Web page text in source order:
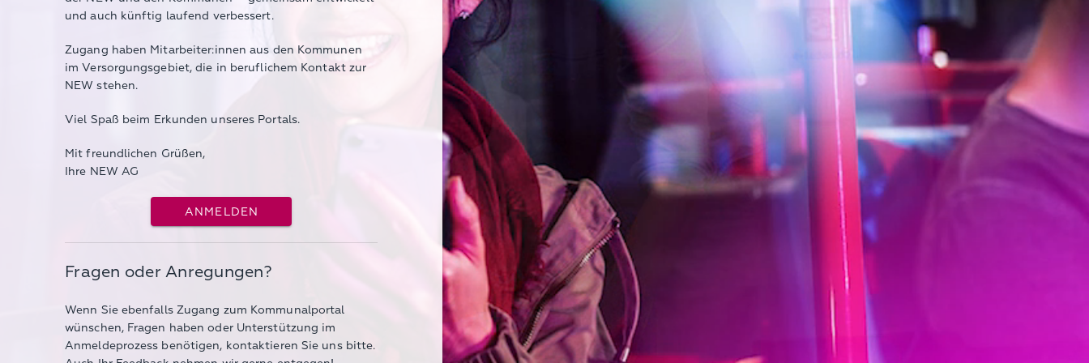
und auch künftig laufend verbessert.
Zugang haben Mitarbeiter:innen aus den Kommunen
im Versorgungsgebiet, die in beruflichem Kontakt zur
NEW stehen.
Viel Spaß beim Erkunden unseres Portals.
Mit freundlichen Grüßen,
Ihre NEW AG
ANMELDEN
Fragen oder Anregungen?
Wenn Sie ebenfalls Zugang zum Kommunalportal
wünschen, Fragen haben oder Unterstützung im
Anmeldeprozess benötigen, kontaktieren Sie uns bitte.